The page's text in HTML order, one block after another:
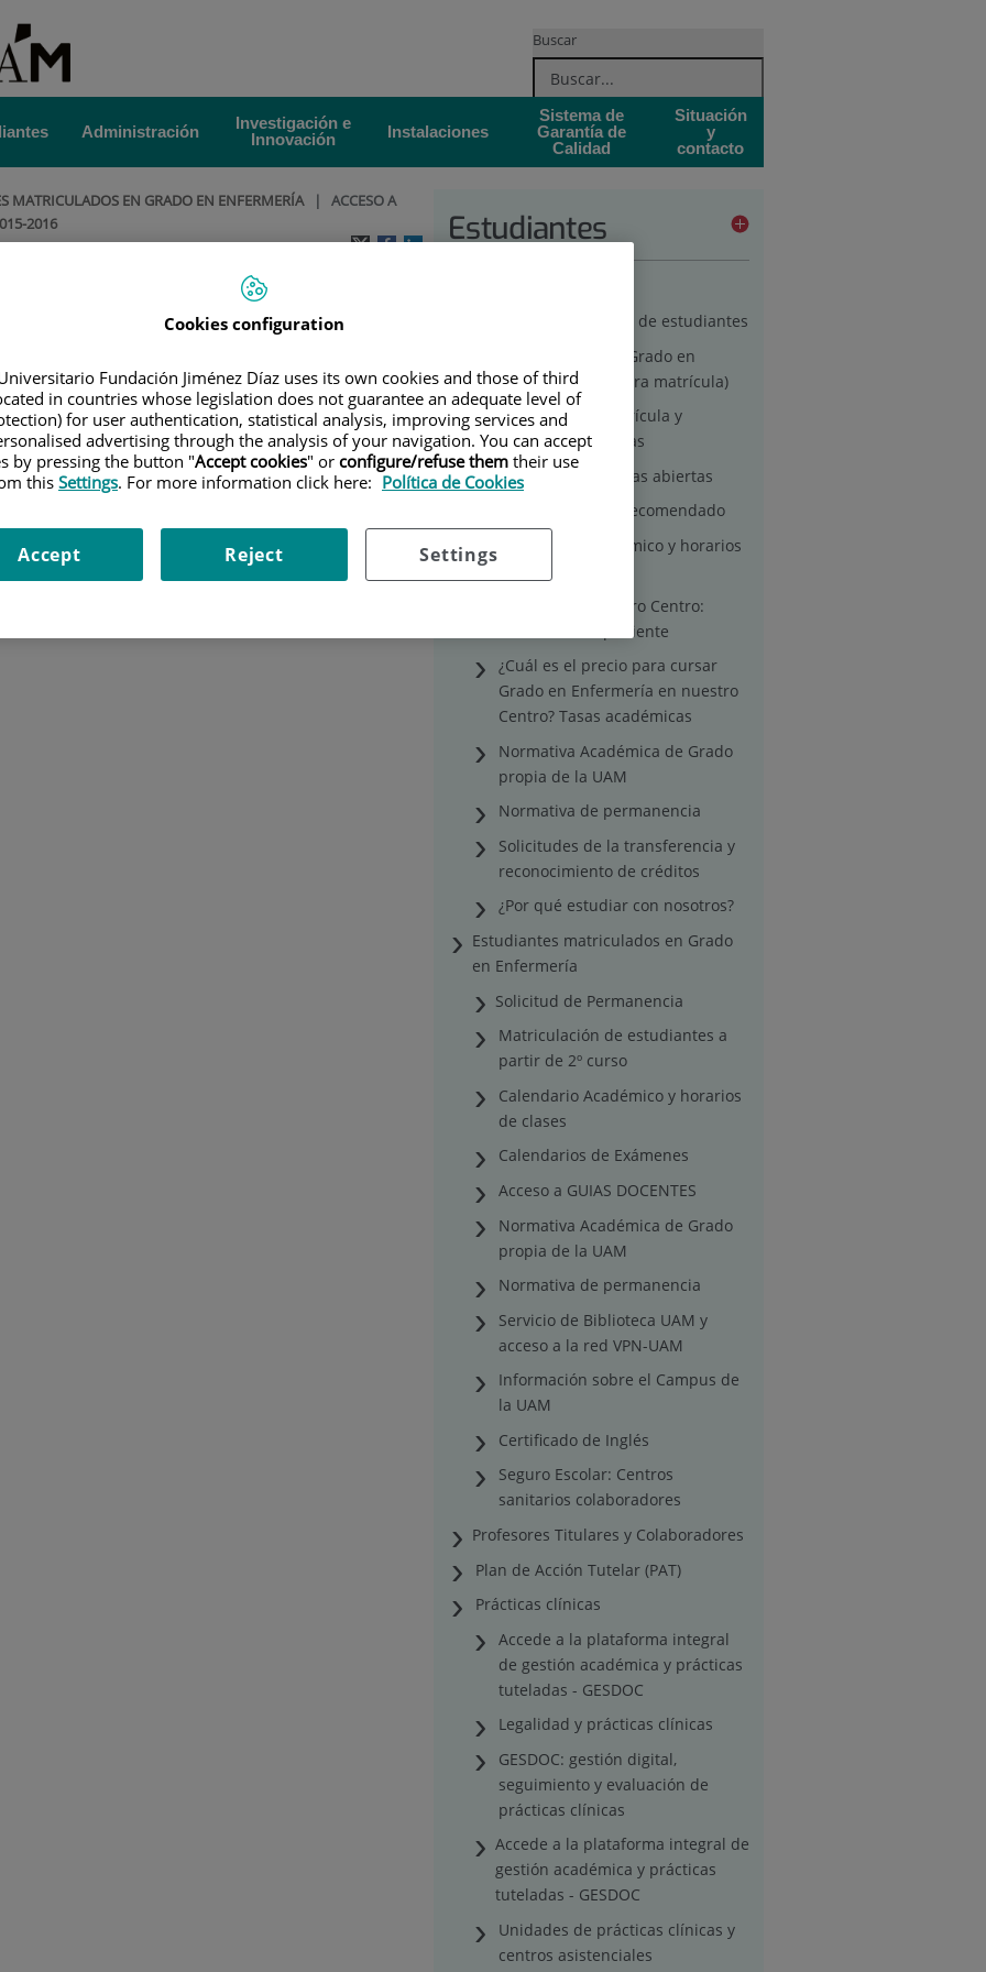
Buscar
Administración
Investigación e
Innovación
Instalaciones
Sistema de
Garantía de
Calidad
Situación
y
contacto
MATRICULADOS EN GRADO EN ENFERMERÍA | ACCESO A
2016
2015-2016
Estudiantes
Acceso y admisión de estudiantes
Matriculación en Grado en
Enfermería (primera matrícula)
Anulación de matrícula y
devolución de tasas
Jornadas de puertas abiertas
Perfil de ingreso recomendado
Calendario Académico y horarios
Traslado desde otro Centro:
traslado de expediente
¿Cuál es el precio para cursar
Grado en Enfermería en nuestro
Centro? Tasas académicas
Normativa Académica de Grado
propia de la UAM
Normativa de permanencia
Solicitudes de la transferencia y
reconocimiento de créditos
¿Por qué estudiar con nosotros?
Estudiantes matriculados en Grado
en Enfermería
Solicitud de Permanencia
Matriculación de estudiantes a
partir de 2º curso
Calendario Académico y horarios
de clases
Calendarios de Exámenes
Acceso a GUIAS DOCENTES
Normativa Académica de Grado
propia de la UAM
Normativa de permanencia
Servicio de Biblioteca UAM y
acceso a la red VPN-UAM
Información sobre el Campus de
la UAM
Certificado de Inglés
Seguro Escolar: Centros
sanitarios colaboradores
Profesores Titulares y Colaboradores
Plan de Acción Tutelar (PAT)
Prácticas clínicas
Accede a la plataforma integral
de gestión académica y prácticas
tuteladas - GESDOC
Legalidad y prácticas clínicas
GESDOC: gestión digital,
seguimiento y evaluación de
prácticas clínicas
Accede a la plataforma integral de
gestión académica y prácticas
tuteladas - GESDOC
Unidades de prácticas clínicas y
centros asistenciales
Cookies configuration
Fundación Jiménez Díaz uses its own cookies and those of third
in countries whose legislation does not guarantee an adequate level of
for user authentication, statistical analysis, improving services and
advertising through the analysis of your navigation. You can accept
by pressing the button "Accept cookies" or configure/refuse them their use
thisSettings. For more information click here: Política de Cookies
Settings
Reject
Accept